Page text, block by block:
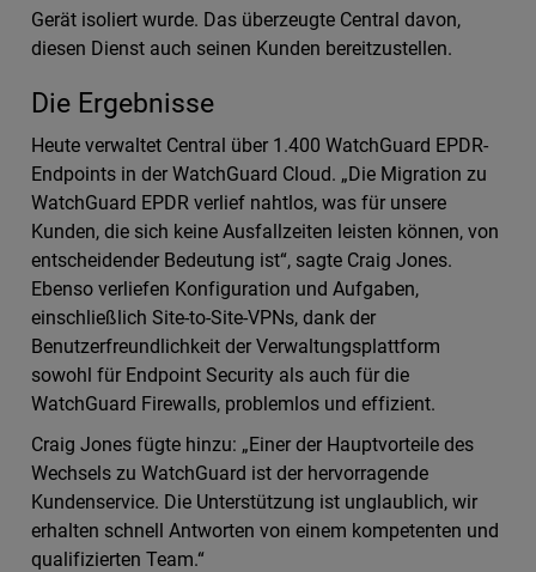
Gerät isoliert wurde. Das überzeugte Central davon,
diesen Dienst auch seinen Kunden bereitzustellen.
Die Ergebnisse
Heute verwaltet Central über 1.400 WatchGuard EPDR-
Endpoints in der WatchGuard Cloud. „Die Migration zu
WatchGuard EPDR verlief nahtlos, was für unsere
Kunden, die sich keine Ausfallzeiten leisten können, von
entscheidender Bedeutung ist“, sagte Craig Jones.
Ebenso verliefen Konfiguration und Aufgaben,
einschließlich Site-to-Site-VPNs, dank der
Benutzerfreundlichkeit der Verwaltungsplattform
sowohl für Endpoint Security als auch für die
WatchGuard Firewalls, problemlos und effizient.
Craig Jones fügte hinzu: „Einer der Hauptvorteile des
Wechsels zu WatchGuard ist der hervorragende
Kundenservice. Die Unterstützung ist unglaublich, wir
erhalten schnell Antworten von einem kompetenten und
qualifizierten Team.“